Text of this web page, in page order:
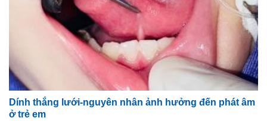
Dính thắng lưới-nguyên nhân ảnh hưởng đến phát âm
ở trẻ em